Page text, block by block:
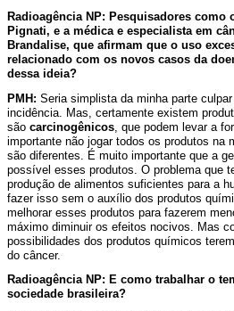
Radioagência NP: Pesquisadores
Pignati, e a médica e especialista em
Brandalise, que afirmam que o uso
relacionado com os novos casos da
dessa ideia?
PMH: Seria simplista da minha parte
incidência. Mas, certamente existem
são carcinogênicos , que podem levar a
importante não jogar todos os produtos na
são diferentes. É muito importante que a
possível esses produtos. O problema que
produção de alimentos suficientes para a
fazer isso sem o auxílio dos produtos
melhorar esses produtos para fazerem
máximo diminuir os efeitos nocivos. Mas
possibilidades dos produtos químicos
do câncer.
Radioagência NP: E como trabalhar o
sociedade brasileira?